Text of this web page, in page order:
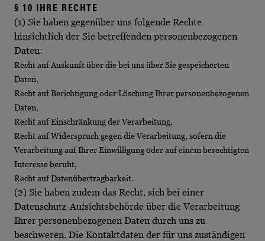
§ 10 IHRE RECHTE
(1) Sie haben gegenüber uns folgende Rechte
hinsichtlich der Sie betreffenden personenbezogenen
Daten:
Recht auf Auskunft über die bei uns über Sie gespeicherten
Daten,
Recht auf Berichtigung oder Löschung Ihrer personenbezogenen
Daten,
Recht auf Einschränkung der Verarbeitung,
Recht auf Widerspruch gegen die Verarbeitung, sofern die
Verarbeitung auf Ihrer Einwilligung oder auf einem berechtigten
Interesse beruht,
Recht auf Datenübertragbarkeit.
(2) Sie haben zudem das Recht, sich bei einer
Datenschutz-Aufsichtsbehörde über die Verarbeitung
Ihrer personenbezogenen Daten durch uns zu
beschweren. Die Kontaktdaten der für uns zuständigen